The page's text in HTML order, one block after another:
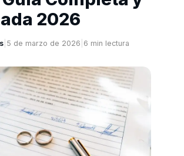
2026
5 de marzo de 2026 6 min lectura